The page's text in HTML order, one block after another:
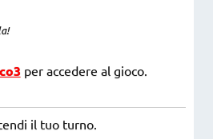
per accedere al gioco.
il tuo turno.